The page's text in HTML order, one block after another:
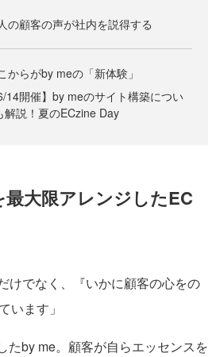
の顧客の声が社内を説得する
からがby meの「新体験」
6/14開催】by meのサイト構築につい
解説！夏のECzine Day
大限アレンジしたEC
けでなく、『いかに顧客の心をの
います」
たby me。顧客が自らエッセンスを